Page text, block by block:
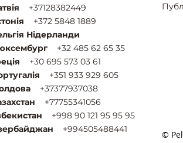
+37128382449
+372 5848 1889
Нідерланди
+32 485 62 65 35
+30 695 573 03 61
+351 933 929 605
+37377937038
+77755341056
+998 90 121 95 95 95
+994505488441 ©